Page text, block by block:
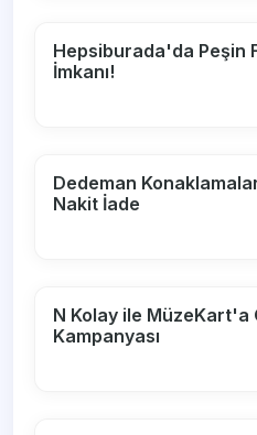
Hepsiburada'da Peşin
İmkanı!
Dedeman
Nakit İade
N Kolay ile MüzeKart'a
Kampanyası